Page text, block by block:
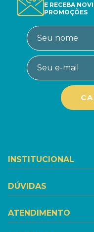
E RECEBA
PROMOÇÕES
INSTITUCIONAL
DÚVIDAS
ATENDIMENTO